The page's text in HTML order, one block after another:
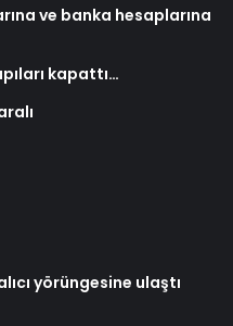
ve banka hesaplarına
kapattı…
yörüngesine ulaştı